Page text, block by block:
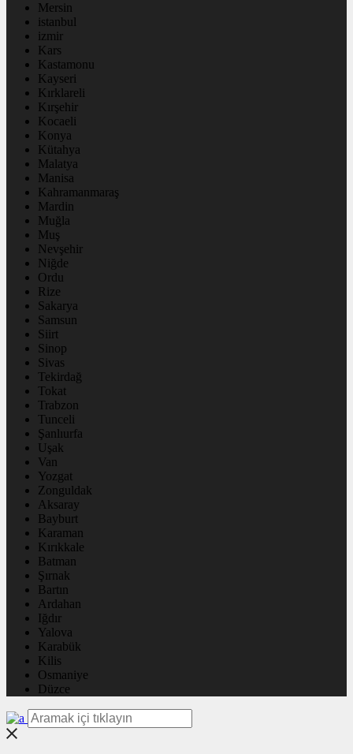
Mersin
istanbul
izmir
Kars
Kastamonu
Kayseri
Kırklareli
Kırşehir
Kocaeli
Konya
Kütahya
Malatya
Manisa
Kahramanmaraş
Mardin
Muğla
Muş
Nevşehir
Niğde
Ordu
Rize
Sakarya
Samsun
Siirt
Sinop
Sivas
Tekirdağ
Tokat
Trabzon
Tunceli
Şanlıurfa
Uşak
Van
Yozgat
Zonguldak
Aksaray
Bayburt
Karaman
Kırıkkale
Batman
Şırnak
Bartın
Ardahan
Iğdır
Yalova
Karabük
Kilis
Osmaniye
Düzce